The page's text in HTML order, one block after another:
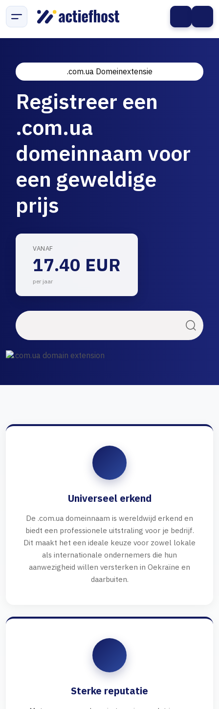
.com.ua Domeinextensie
Registreer een
.com.ua
domeinnaam voor
een geweldige
prijs
VANAF
17.40 EUR
per jaar
Universeel erkend
De .com.ua domeinnaam is wereldwijd erkend en
biedt een professionele uitstraling voor je bedrijf.
Dit maakt het een ideale keuze voor zowel lokale
als internationale ondernemers die hun
aanwezigheid willen versterken in Oekraïne en
daarbuiten.
Sterke reputatie